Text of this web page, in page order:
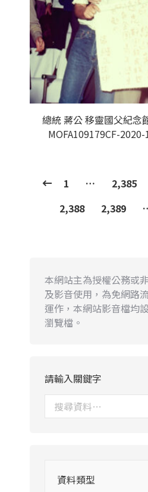
總統 蔣公 移靈國父紀念
MOFA109179CF-
1 … 2,385
2,388
2,389
本網站主為授權公務或
及影音使用，為免網路
運作，本網站影音檔均
瀏覽檔。
請輸入關鍵字
資料類型